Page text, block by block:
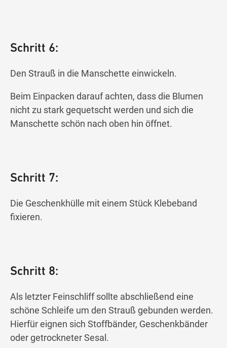
Schritt 6:
Den Strauß in die Manschette einwickeln.
Beim Einpacken darauf achten, dass die Blumen
nicht zu stark gequetscht werden und sich die
Manschette schön nach oben hin öffnet.
Schritt 7:
Die Geschenkhülle mit einem Stück Klebeband
fixieren.
Schritt 8:
Als letzter Feinschliff sollte abschließend eine
schöne Schleife um den Strauß gebunden werden.
Hierfür eignen sich Stoffbänder, Geschenkbänder
oder getrockneter Sesal.